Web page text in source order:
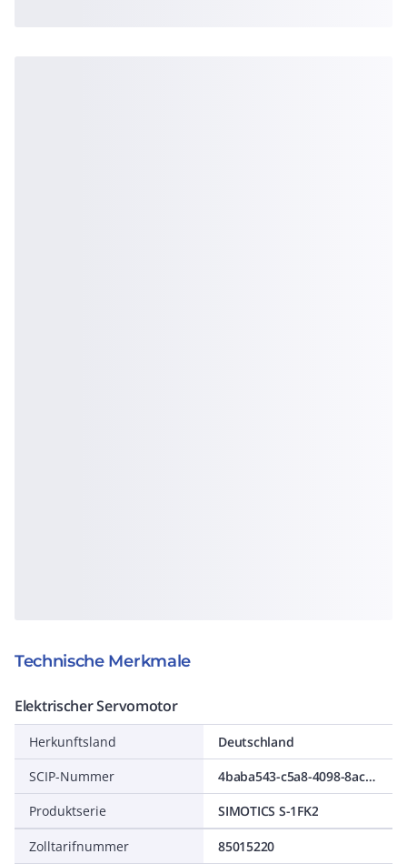
Technische Merkmale
Elektrischer Servomotor
Herkunftsland
Deutschland
SCIP-Nummer
4baba543-c5a8-4098-8ac1-e383195d5f61
Produktserie
SIMOTICS S-1FK2
Zolltarifnummer
85015220